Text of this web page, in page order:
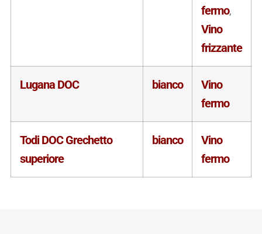
fermo,
Vino
frizzante
Lugana DOC bianco
Vino
fermo
Todi DOC Grechetto
superiore
bianco
Vino
fermo